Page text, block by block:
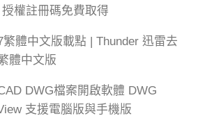
授權註冊碼免費取得
繁體中文版載點 | Thunder 迅雷去
體中文版
DWG檔案開啟軟體 DWG
支援電腦版與手機版